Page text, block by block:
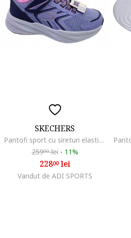
SKECHERS
Pantofi sport cu sireturi elastice si insertii de plasa,
25900lei - 11%
22800lei
Vandut de ADI SPORTS